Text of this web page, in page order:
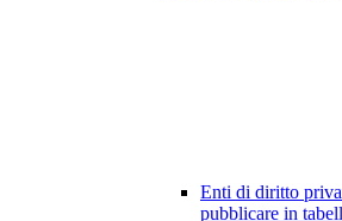
Enti di diritto
pubblicare in